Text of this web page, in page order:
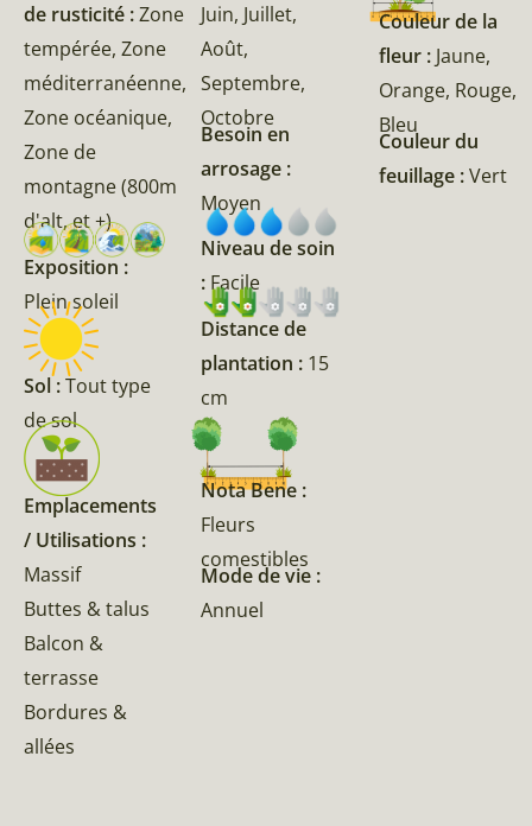
de rusticité :Zone
tempérée, Zone
méditerranéenne,
Zone océanique,
Zone de
montagne (800m
d'alt, et +)
Exposition :
Plein soleil
Sol :Tout type
de sol
Emplacements
/ Utilisations :
Massif
Buttes & talus
Balcon &
terrasse
Bordures &
allées
Juin, Juillet,
Août,
Septembre,
Octobre
Besoin en
arrosage :
Moyen
Niveau de soin
: Facile
Distance de
plantation : 15
cm
Nota Bene :
Fleurs
comestibles
Mode de vie :
Annuel
Couleur de la
fleur : Jaune,
Orange, Rouge,
Bleu
Couleur du
feuillage :Vert